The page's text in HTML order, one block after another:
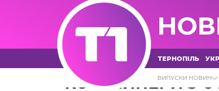
ТЕРНОПІЛЬ
ВИПУСКИ НОВИН
КОНТЕЙНЕРИ З